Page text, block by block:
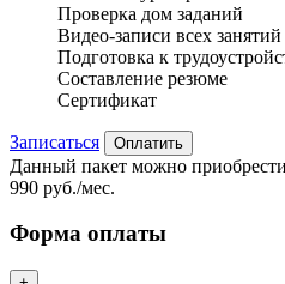
Проверка дом заданий
Видео-записи всех занятий
Подготовка к
Составление резюме
Сертификат
Записаться Оплатить
Данный пакет можно
990 руб./мес.
Форма оплаты